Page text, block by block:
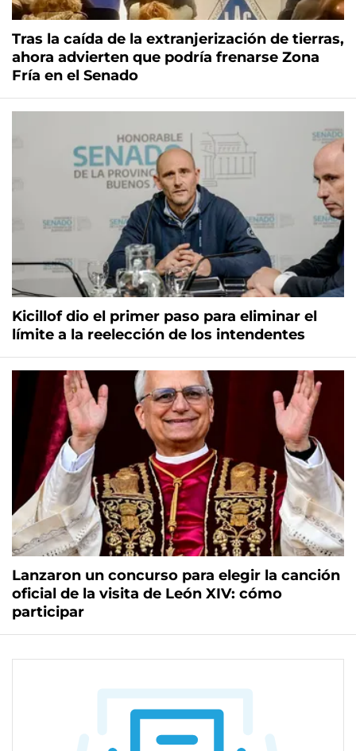
Tras la caída de la extranjerización de tierras,
ahora advierten que podría frenarse Zona
Fría en el Senado
Kicillof dio el primer paso para eliminar el
límite a la reelección de los intendentes
Lanzaron un concurso para elegir la canción
oficial de la visita de León XIV: cómo
participar